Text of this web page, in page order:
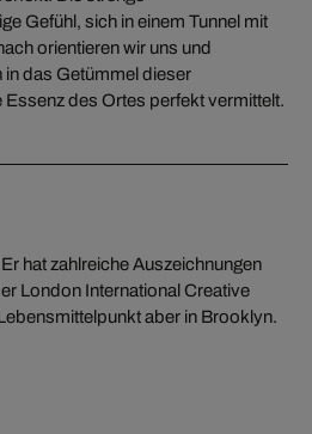
des Ortes perfekt vermittelt.
aber in Brooklyn.